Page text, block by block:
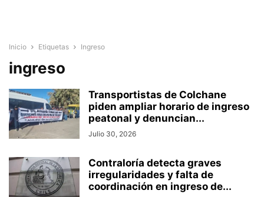
Inicio Etiquetas Ingreso
ingreso
Transportistas de Colchane
piden ampliar horario de ingreso
peatonal y denuncian...
Julio 30, 2026
Contraloría detecta graves
irregularidades y falta de
coordinación en ingreso de...